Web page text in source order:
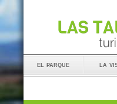
el parque la